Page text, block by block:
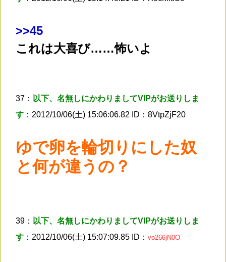
>>45
これは大喜び……怖いよ
37： 以下、名無しにかわりましてVIPがお送りしま
す ：2012/10/06(土) 15:06:06.82 ID：8VtpZjF20
ゆで卵を輪切りにした奴
と何が違うの？
39： 以下、名無しにかわりましてVIPがお送りしま
す ：2012/10/06(土) 15:07:09.85 ID： vo266jN0O